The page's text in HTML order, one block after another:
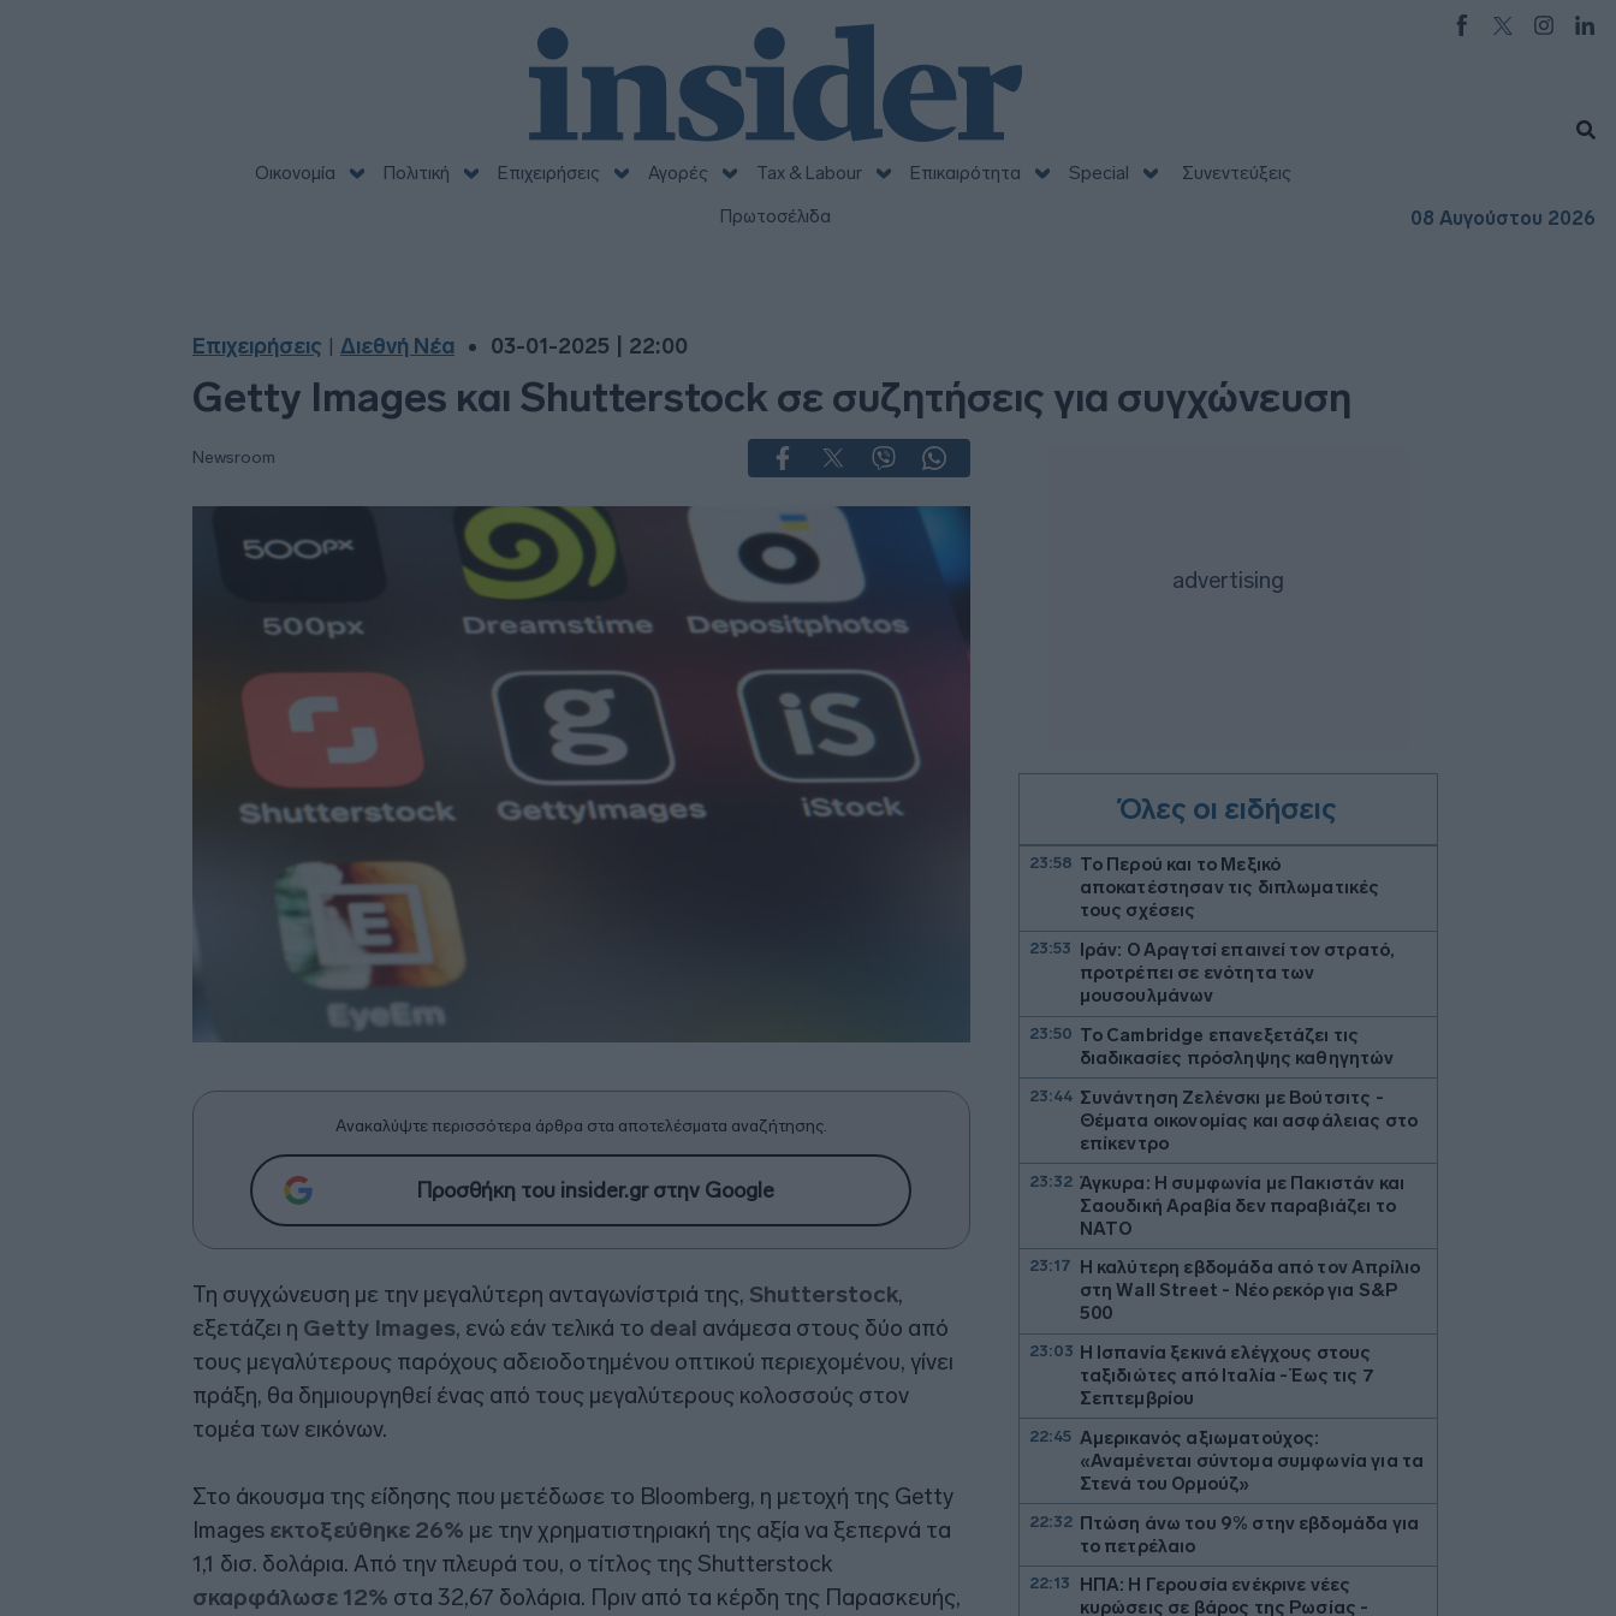
Οικονομία Πολιτική Επιχειρήσεις Αγορές Tax & Labour Επικαιρότητα Special
Συνεντεύξεις
Πρωτοσέλιδα
08 Αυγούστου 2026
Επιχειρήσεις Διεθνή Νέα 03-01-2025 | 22:00
Getty Images και Shutterstock σε συζητήσεις για συγχώνευση
Newsroom
Ανακαλύψτε περισσότερα άρθρα στα αποτελέσματα αναζήτησης.
Προσθήκη του insider.gr στην Google
Τη συγχώνευση με την μεγαλύτερη ανταγωνίστριά της, Shutterstock,
εξετάζει η Getty Images, ενώ εάν τελικά το deal ανάμεσα στους δύο από
τους μεγαλύτερους παρόχους αδειοδοτημένου οπτικού περιεχομένου, γίνει
πράξη, θα δημιουργηθεί ένας από τους μεγαλύτερους κολοσσούς στον
τομέα των εικόνων.
Στο άκουσμα της είδησης που μετέδωσε το Bloomberg, η μετοχή της Getty
Images εκτοξεύθηκε 26% με την χρηματιστηριακή της αξία να ξεπερνά τα
1,1 δισ. δολάρια. Από την πλευρά του, ο τίτλος της Shutterstock
σκαρφάλωσε 12% στα 32,67 δολάρια. Πριν από τα κέρδη της Παρασκευής,
Όλες οι ειδήσεις
23:58 Το Περού και το Μεξικό
αποκατέστησαν τις διπλωματικές
τους σχέσεις
23:53 Ιράν: Ο Αραγτσί επαινεί τον στρατό,
προτρέπει σε ενότητα των
μουσουλμάνων
23:50 Το Cambridge επανεξετάζει τις
διαδικασίες πρόσληψης καθηγητών
23:44 Συνάντηση Ζελένσκι με Βούτσιτς -
Θέματα οικονομίας και ασφάλειας στο
επίκεντρο
23:32 Άγκυρα: Η συμφωνία με Πακιστάν και
Σαουδική Αραβία δεν παραβιάζει το
ΝΑΤΟ
23:17 Η καλύτερη εβδομάδα από τον Απρίλιο
στη Wall Street - Νέο ρεκόρ για S&P
500
23:03 Η Ισπανία ξεκινά ελέγχους στους
ταξιδιώτες από Ιταλία - Έως τις 7
Σεπτεμβρίου
22:45 Αμερικανός αξιωματούχος:
«Αναμένεται σύντομα συμφωνία για τα
Στενά του Ορμούζ»
22:32 Πτώση άνω του 9% στην εβδομάδα για
το πετρέλαιο
22:13
ΗΠΑ: Η Γερουσία ενέκρινε νέες
κυρώσεις σε βάρος της Ρωσίας -